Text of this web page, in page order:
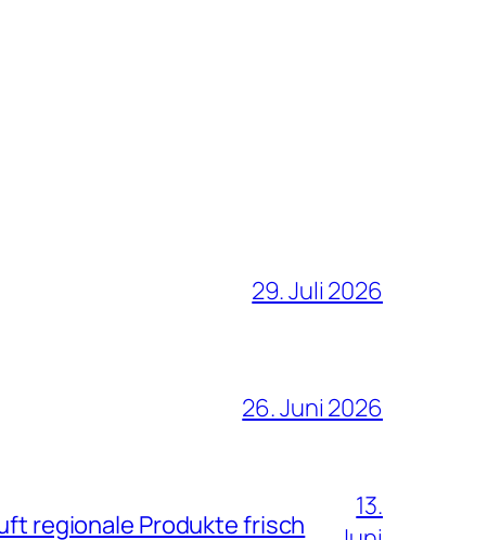
29. Juli 2026
26. Juni 2026
regionale Produkte frisch
13.